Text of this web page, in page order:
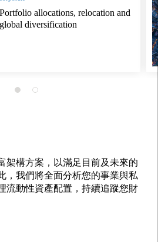
Portfolio allocations, relocation and
global diversification
架構方案，以滿足目前及未來的
，我們將全面分析您的事業與私
流動性資產配置，持續追蹤您財